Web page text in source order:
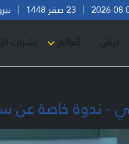
لبنان العالم نشرات
- ندوة خاصة عن